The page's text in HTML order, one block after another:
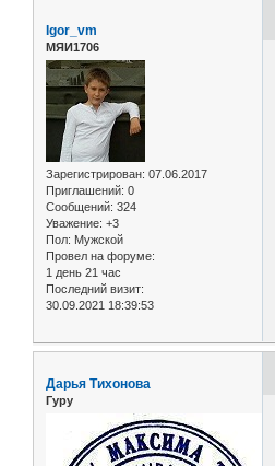
Igor_vm
МЯИ1706
Зарегистрирован: 07.06.2017
Приглашений: 0
Сообщений: 324
Уважение: +3
Пол: Мужской
Провел на форуме:
1 день 21 час
Последний визит:
30.09.2021 18:39:53
Дарья Тихонова
Гуру